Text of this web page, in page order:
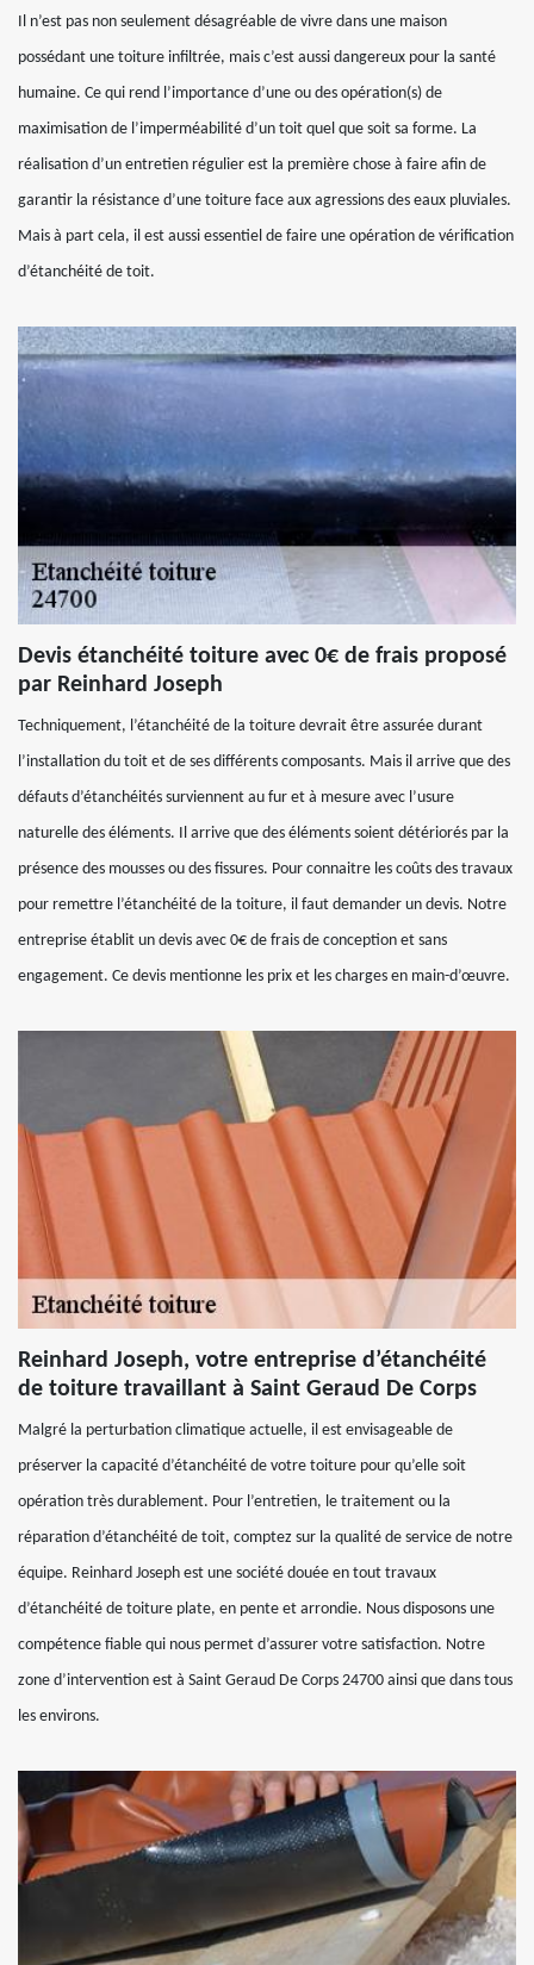
Il n’est pas non seulement désagréable de vivre dans une maison
possédant une toiture infiltrée, mais c’est aussi dangereux pour la santé
humaine. Ce qui rend l’importance d’une ou des opération(s) de
maximisation de l’imperméabilité d’un toit quel que soit sa forme. La
réalisation d’un entretien régulier est la première chose à faire afin de
garantir la résistance d’une toiture face aux agressions des eaux pluviales.
Mais à part cela, il est aussi essentiel de faire une opération de vérification
d’étanchéité de toit.
Devis étanchéité toiture avec 0€ de frais proposé
par Reinhard Joseph
Techniquement, l’étanchéité de la toiture devrait être assurée durant
l’installation du toit et de ses différents composants. Mais il arrive que des
défauts d’étanchéités surviennent au fur et à mesure avec l’usure
naturelle des éléments. Il arrive que des éléments soient détériorés par la
présence des mousses ou des fissures. Pour connaitre les coûts des travaux
pour remettre l’étanchéité de la toiture, il faut demander un devis. Notre
entreprise établit un devis avec 0€ de frais de conception et sans
engagement. Ce devis mentionne les prix et les charges en main-d’œuvre.
Reinhard Joseph, votre entreprise d’étanchéité
de toiture travaillant à Saint Geraud De Corps
Malgré la perturbation climatique actuelle, il est envisageable de
préserver la capacité d’étanchéité de votre toiture pour qu’elle soit
opération très durablement. Pour l’entretien, le traitement ou la
réparation d’étanchéité de toit, comptez sur la qualité de service de notre
équipe. Reinhard Joseph est une société douée en tout travaux
d’étanchéité de toiture plate, en pente et arrondie. Nous disposons une
compétence fiable qui nous permet d’assurer votre satisfaction. Notre
zone d’intervention est à Saint Geraud De Corps 24700 ainsi que dans tous
les environs.